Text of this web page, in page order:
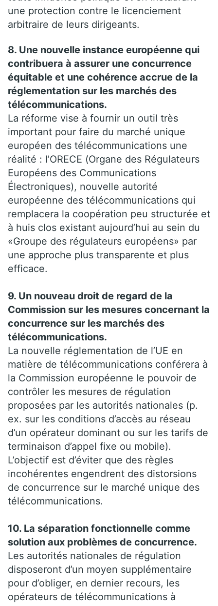
une protection contre le licenciement
arbitraire de leurs dirigeants.
8. Une nouvelle instance européenne qui
contribuera à assurer une concurrence
équitable et une cohérence accrue de la
réglementation sur les marchés des
télécommunications.
La réforme vise à fournir un outil très
important pour faire du marché unique
européen des télécommunications une
réalité : l’ORECE (Organe des Régulateurs
Européens des Communications
Électroniques), nouvelle autorité
européenne des télécommunications qui
remplacera la coopération peu structurée et
à huis clos existant aujourd’hui au sein du
«Groupe des régulateurs européens» par
une approche plus transparente et plus
efficace.
9. Un nouveau droit de regard de la
Commission sur les mesures concernant la
concurrence sur les marchés des
télécommunications.
La nouvelle réglementation de l’UE en
matière de télécommunications conférera à
la Commission européenne le pouvoir de
contrôler les mesures de régulation
proposées par les autorités nationales (p.
ex. sur les conditions d’accès au réseau
d’un opérateur dominant ou sur les tarifs de
terminaison d’appel fixe ou mobile).
L’objectif est d’éviter que des règles
incohérentes engendrent des distorsions
de concurrence sur le marché unique des
télécommunications.
10. La séparation fonctionnelle comme
solution aux problèmes de concurrence.
Les autorités nationales de régulation
disposeront d’un moyen supplémentaire
pour d’obliger, en dernier recours, les
opérateurs de télécommunications à